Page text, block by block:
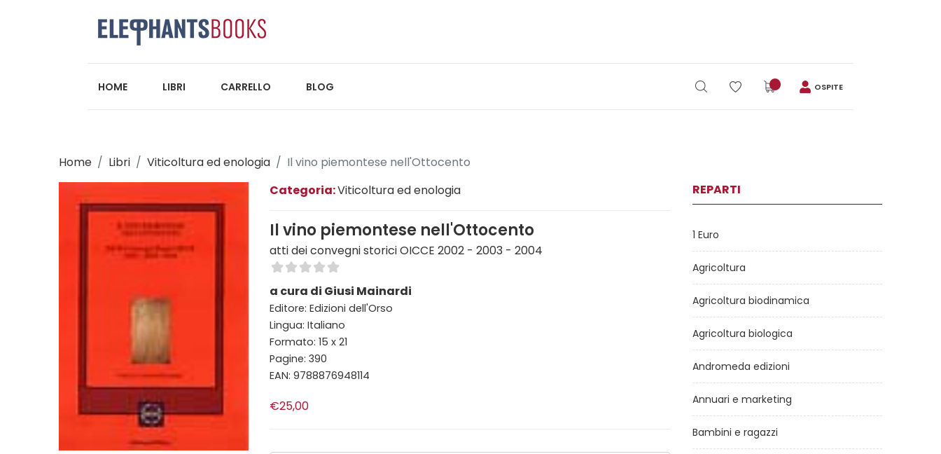
HOME LIBRI CARRELLO BLOG OSPITE
Home Libri Viticoltura ed enologia
Il vino piemontese nell'Ottocento
Categoria:Viticoltura ed enologia
Il vino piemontese nell'Ottocento
atti dei convegni storici OICCE 2002 - 2003 - 2004
a cura di Giusi Mainardi
Editore: Edizioni dell'Orso
Lingua: Italiano
Formato: 15 x 21
Pagine: 390
EAN: 9788876948114
€25,00
REPARTI
1 Euro
Agricoltura
Agricoltura biodinamica
Agricoltura biologica
Andromeda edizioni
Annuari e marketing
Bambini e ragazzi